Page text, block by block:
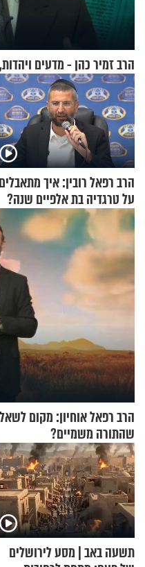
הרב זמיר כהן - מדעים ויהדות, פרק 1: התהוות היקום
הרב רפאל רובין: איך מתאבלים
על טרגדיה בת אלפיים שנה?
שהתורה משמיים?
תשעה באב | מסע לירושלים